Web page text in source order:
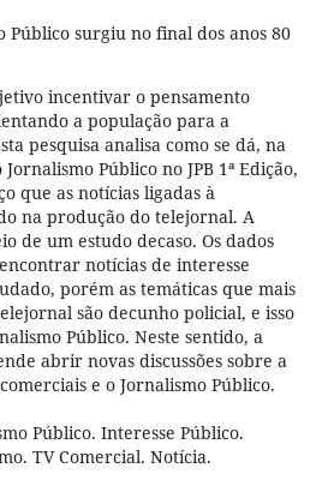
Público surgiu no final dos anos 80
incentivar o pensamento
a população para a
pesquisa analisa como se dá, na
Público no JPB 1ª Edição,
que as notícias ligadas à
na produção do telejornal. A
de um estudo decaso. Os dados
notícias de interesse
porém as temáticas que mais
são decunho policial, e isso
Público. Neste sentido, a
abrir novas discussões sobre a
e o Jornalismo Público.
Público. Interesse Público.
TV Comercial. Notícia.